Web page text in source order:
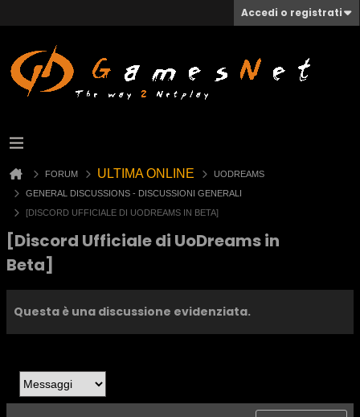
Accedi o registrati
FORUM ULTIMA ONLINE
UODREAMS
GENERAL DISCUSSIONS - DISCUSSIONI GENERALI
[DISCORD UFFICIALE DI UODREAMS IN BETA]
[Discord Ufficiale di UoDreams in
Beta]
Questa è una discussione evidenziata.